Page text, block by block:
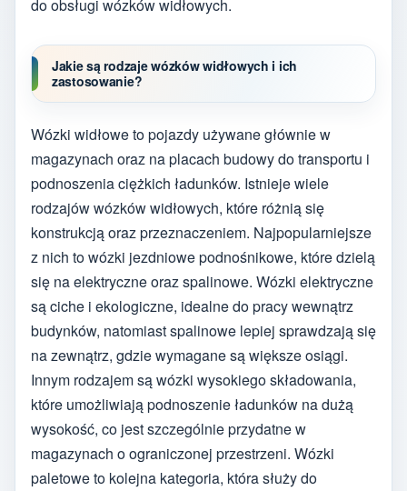
do obsługi wózków widłowych.
Jakie są rodzaje wózków widłowych i ich
zastosowanie?
Wózki widłowe to pojazdy używane głównie w
magazynach oraz na placach budowy do transportu i
podnoszenia ciężkich ładunków. Istnieje wiele
rodzajów wózków widłowych, które różnią się
konstrukcją oraz przeznaczeniem. Najpopularniejsze
z nich to wózki jezdniowe podnośnikowe, które dzielą
się na elektryczne oraz spalinowe. Wózki elektryczne
są ciche i ekologiczne, idealne do pracy wewnątrz
budynków, natomiast spalinowe lepiej sprawdzają się
na zewnątrz, gdzie wymagane są większe osiągi.
Innym rodzajem są wózki wysokiego składowania,
które umożliwiają podnoszenie ładunków na dużą
wysokość, co jest szczególnie przydatne w
magazynach o ograniczonej przestrzeni. Wózki
paletowe to kolejna kategoria, która służy do